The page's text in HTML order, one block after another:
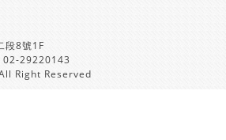
段8號1F
02-29220143
Right Reserved